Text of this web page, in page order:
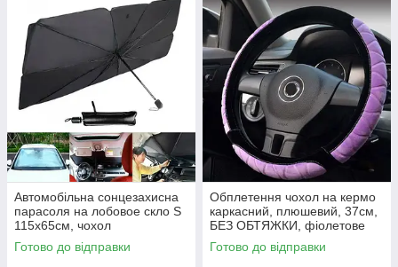
Автомобільна сонцезахисна
парасоля на лобовое скло S
115x65см, чохол
Готово до відправки
Обплетення чохол на кермо
каркасний, плюшевий, 37см,
БЕЗ ОБТЯЖКИ, фіолетове
Готово до відправки